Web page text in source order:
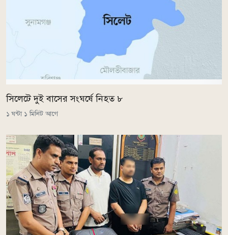
সিলেটে দুই বাসের সংঘর্ষে নিহত ৮
১ ঘন্টা ১ মিনিট আগে